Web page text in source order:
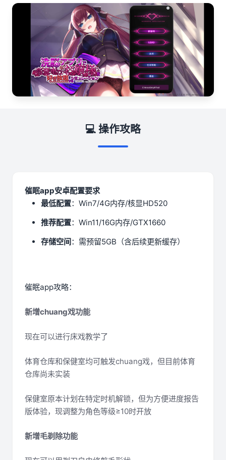
💻 操作攻略
催眠app安卓配置要求
​最低配置​​：Win7/4G内存/核显HD520
​推荐配置​​：Win11/16G内存/GTX1660
​存储空间​​：需预留5GB（含后续更新缓存）
催眠app攻略：
新增chuang戏功能
现在可以进行床戏教学了
体育仓库和保健室均可触发chuang戏，但目前体育
仓库尚未实装
保健室原本计划在特定时机解锁，但为方便进度报告
版体验，现调整为角色等级≥10时开放
新增毛剃除功能